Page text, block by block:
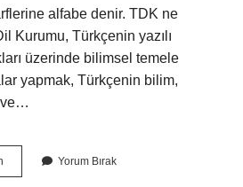
alfabe denir. TDK ne
Kurumu, Türkçenin yazılı
üzerinde bilimsel temele
yapmak, Türkçenin bilim,
ve…
Adı
Yorum Bırak